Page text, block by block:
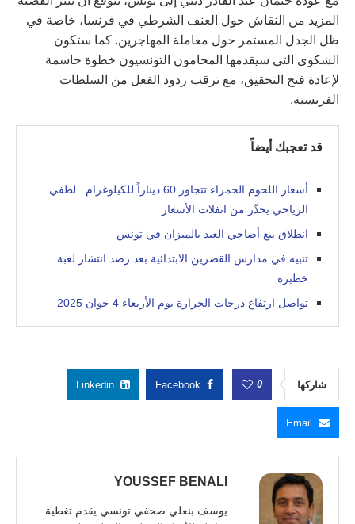
المزيد من النقاش حول العنف الشرطي في فرنسا، خاصة في
ظل الجدل المستمر حول معاملة المهاجرين. كما ستكون
الشكوى التي سيقدمها المحامون التونسيون خطوة حاسمة
لإعادة فتح التحقيق، مع ترقب ردود الفعل من السلطات
الفرنسية.
قد تعجبك أيضاً
أسعار اللحوم الحمراء تتجاوز 60 ديناراً للكيلوغرام.. لطفي
الرياحي يحذّر من انفلات الأسعار
انطلاق بيع أضاحي العيد بالميزان في تونس
تنبيه في مدارس القصرين الابتدائية بعد رصد انتشار لعبة
خطيرة
تواصل ارتفاع درجات الحرارة يوم الأربعاء 4 جوان 2025
شاركها 0
Facebook
Linkedin
Email
YOUSSEF BENALI
يوسف بنعلي صحفي تونسي يقدم تغطية